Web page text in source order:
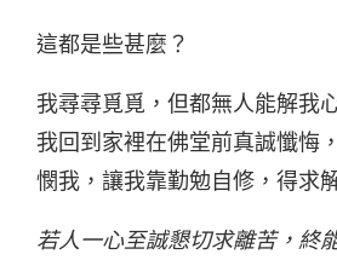
這都是些甚麼？
我尋尋覓覓，但都無人能解我
我回到家裡在佛堂前真誠懺悔
憫我，讓我靠勤勉自修，得求
若人一心至誠懇切求離苦，終